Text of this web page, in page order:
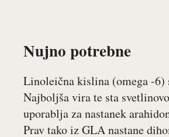
Nujno potrebne
Linoleična kislina (omega -
Najboljša vira te sta
uporablja za nastanek
Prav tako iz GLA nastane